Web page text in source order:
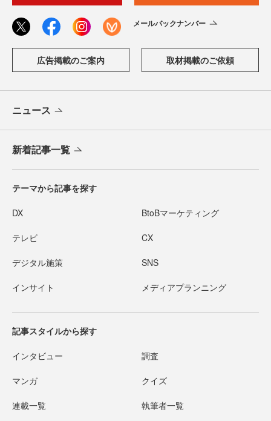
メールバックナンバー
広告掲載のご案内 取材掲載のご依頼
ニュース
新着記事一覧
テーマから記事を探す
DX BtoBマーケティング
テレビ CX
デジタル施策 SNS
インサイト メディアプランニング
記事スタイルから探す
インタビュー 調査
マンガ クイズ
連載一覧 執筆者一覧